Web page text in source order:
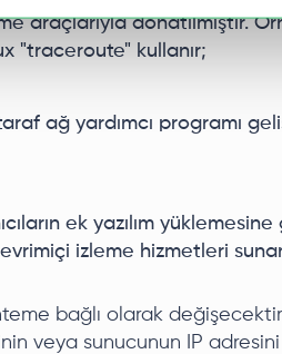
araçlarıyla donatılmıştır.
"traceroute" kullanır;
ağ yardımcı programı
ek yazılım yüklemesine
izleme hizmetleri
bağlı olarak
veya sunucunun IP